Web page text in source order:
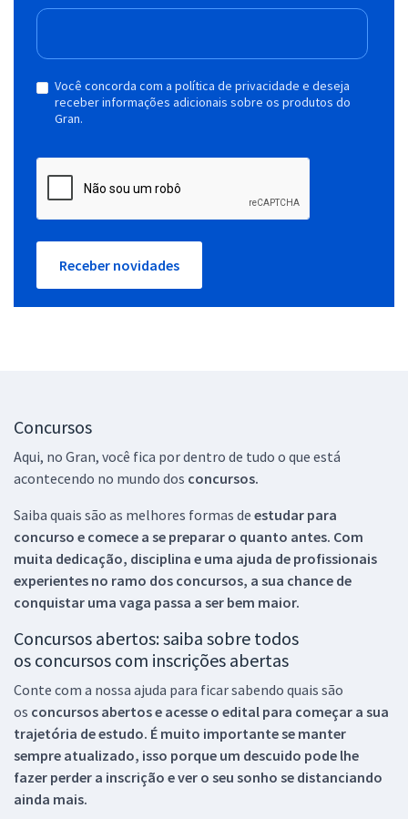
Você concorda com a política de privacidade e deseja
receber informações adicionais sobre os produtos do
Gran.
Receber novidades
Concursos
Aqui, no Gran, você fica por dentro de tudo o que está
acontecendo no mundo dos concursos.
Saiba quais são as melhores formas de estudar para
concurso e comece a se preparar o quanto antes. Com
muita dedicação, disciplina e uma ajuda de profissionais
experientes no ramo dos concursos, a sua chance de
conquistar uma vaga passa a ser bem maior.
Concursos abertos: saiba sobre todos
os concursos com inscrições abertas
Conte com a nossa ajuda para ficar sabendo quais são
os concursos abertos e acesse o edital para começar a sua
trajetória de estudo. É muito importante se manter
sempre atualizado, isso porque um descuido pode lhe
fazer perder a inscrição e ver o seu sonho se distanciando
ainda mais.